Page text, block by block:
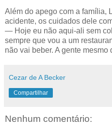
Além do apego com a família,
acidente, os cuidados dele
— Hoje eu não aqui-ali sem
sempre que vou a um
não vai beber. A gente mesmo
Cezar de A Becker
Compartilhar
Nenhum comentário: